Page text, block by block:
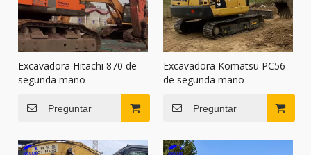
Excavadora Hitachi 870 de
segunda mano
Preguntar
Excavadora Komatsu PC56
de segunda mano
Preguntar